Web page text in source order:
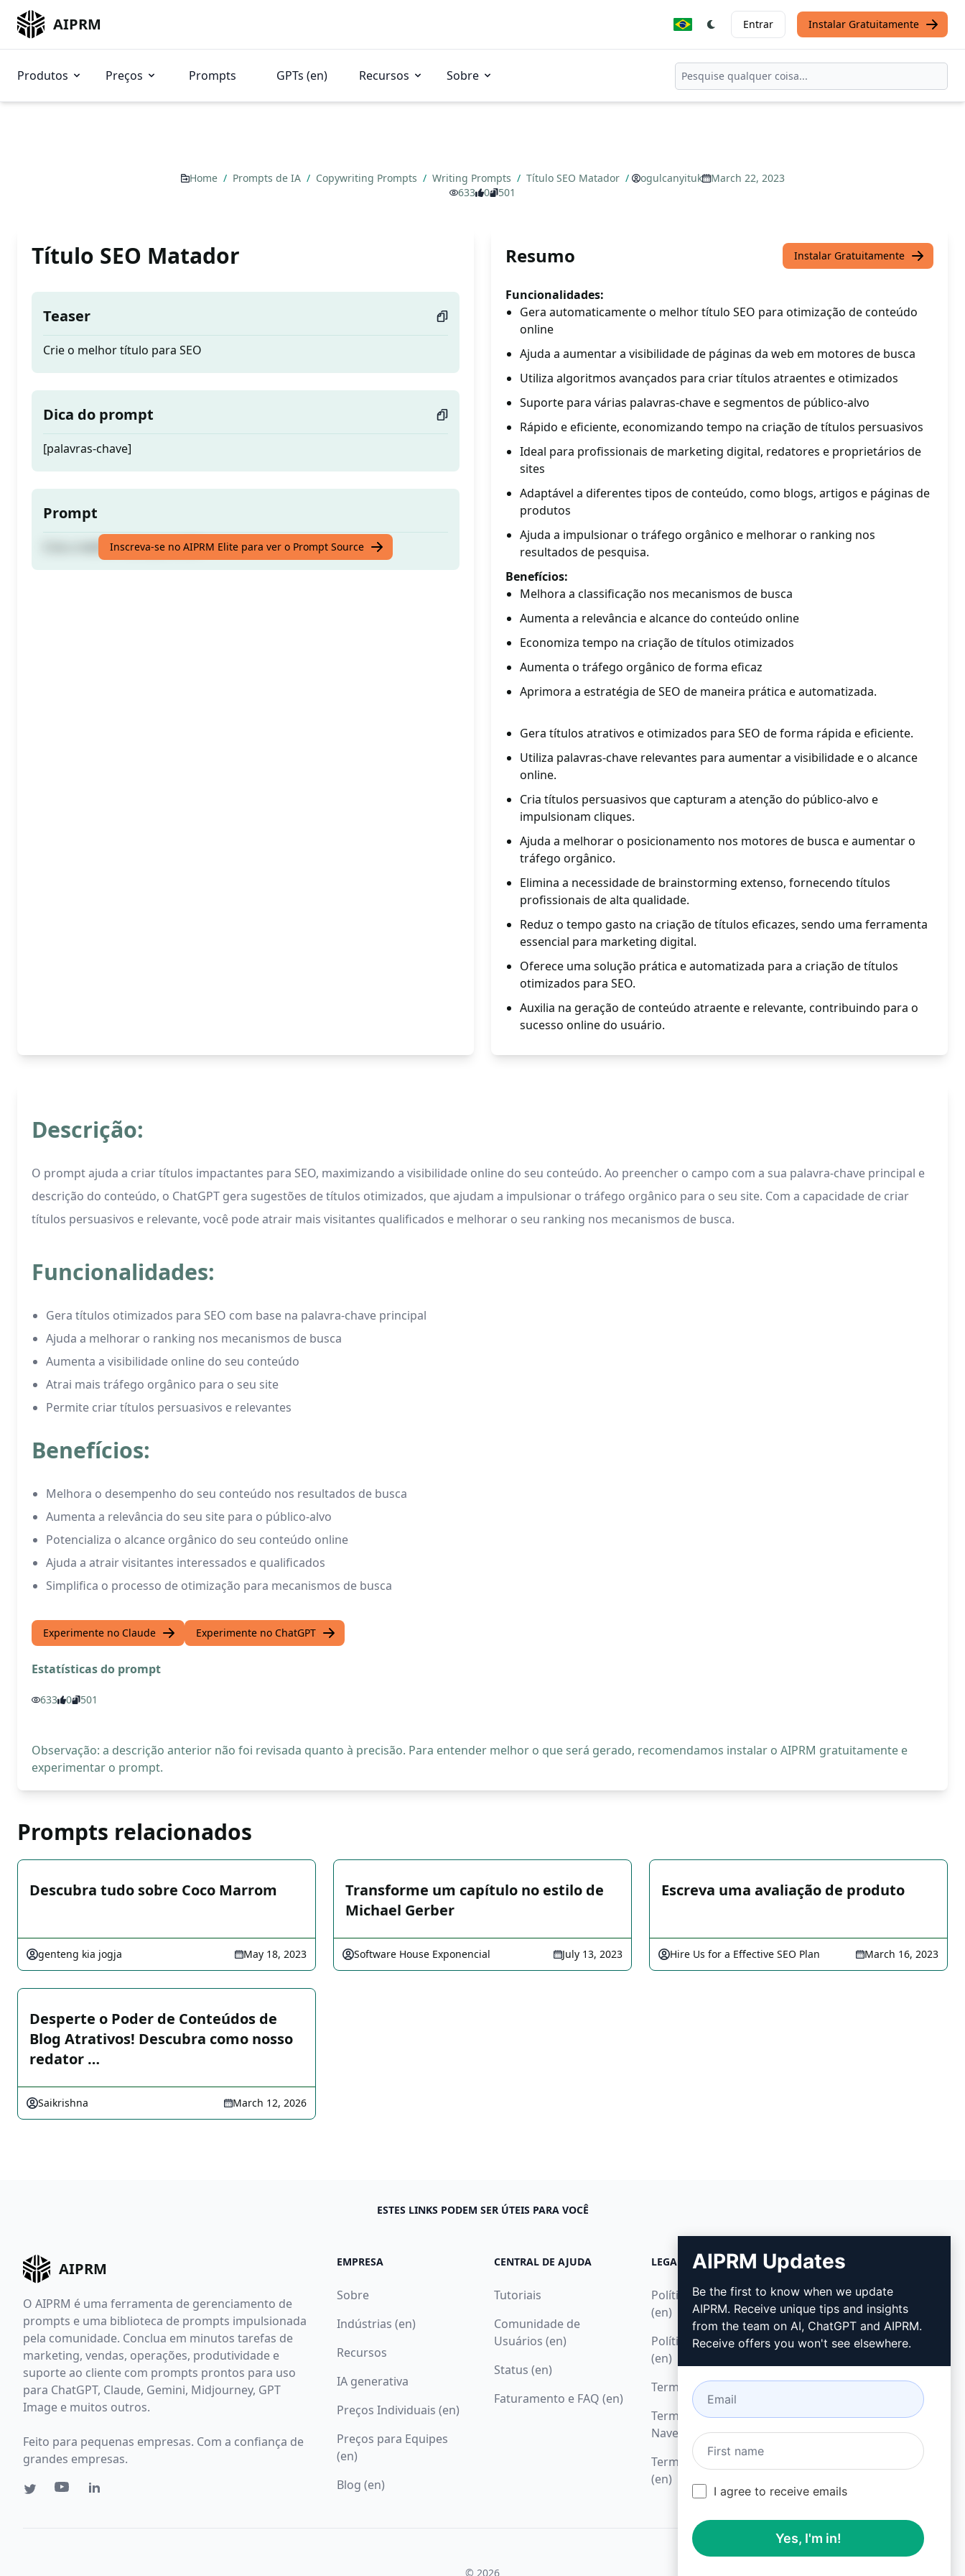
AIPRM Entrar Instalar Gratuitamente
Produtos Preços Prompts GPTs (en) Recursos Sobre
Home / Prompts de IA / Copywriting Prompts / Writing Prompts / Título SEO Matador / ogulcanyituk
March 22, 2023
633
0 501
Título SEO Matador
Teaser
Crie o melhor título para SEO
Dica do prompt
[palavras-chave]
Prompt
Crie o melhor título para SEO
Inscreva-se no AIPRM Elite para ver o Prompt Source
Resumo Instalar Gratuitamente
Funcionalidades:
Gera automaticamente o melhor título SEO para otimização de conteúdo
online
Ajuda a aumentar a visibilidade de páginas da web em motores de busca
Utiliza algoritmos avançados para criar títulos atraentes e otimizados
Suporte para várias palavras-chave e segmentos de público-alvo
Rápido e eficiente, economizando tempo na criação de títulos persuasivos
Ideal para profissionais de marketing digital, redatores e proprietários de
sites
Adaptável a diferentes tipos de conteúdo, como blogs, artigos e páginas de
produtos
Ajuda a impulsionar o tráfego orgânico e melhorar o ranking nos
resultados de pesquisa.
Benefícios:
Melhora a classificação nos mecanismos de busca
Aumenta a relevância e alcance do conteúdo online
Economiza tempo na criação de títulos otimizados
Aumenta o tráfego orgânico de forma eficaz
Aprimora a estratégia de SEO de maneira prática e automatizada.
Gera títulos atrativos e otimizados para SEO de forma rápida e eficiente.
Utiliza palavras-chave relevantes para aumentar a visibilidade e o alcance
online.
Cria títulos persuasivos que capturam a atenção do público-alvo e
impulsionam cliques.
Ajuda a melhorar o posicionamento nos motores de busca e aumentar o
tráfego orgânico.
Elimina a necessidade de brainstorming extenso, fornecendo títulos
profissionais de alta qualidade.
Reduz o tempo gasto na criação de títulos eficazes, sendo uma ferramenta
essencial para marketing digital.
Oferece uma solução prática e automatizada para a criação de títulos
otimizados para SEO.
Auxilia na geração de conteúdo atraente e relevante, contribuindo para o
sucesso online do usuário.
Descrição:
O prompt ajuda a criar títulos impactantes para SEO, maximizando a visibilidade online do seu conteúdo. Ao preencher o campo com a sua palavra-chave principal e
descrição do conteúdo, o ChatGPT gera sugestões de títulos otimizados, que ajudam a impulsionar o tráfego orgânico para o seu site. Com a capacidade de criar
títulos persuasivos e relevante, você pode atrair mais visitantes qualificados e melhorar o seu ranking nos mecanismos de busca.
Funcionalidades:
Gera títulos otimizados para SEO com base na palavra-chave principal
Ajuda a melhorar o ranking nos mecanismos de busca
Aumenta a visibilidade online do seu conteúdo
Atrai mais tráfego orgânico para o seu site
Permite criar títulos persuasivos e relevantes
Benefícios:
Melhora o desempenho do seu conteúdo nos resultados de busca
Aumenta a relevância do seu site para o público-alvo
Potencializa o alcance orgânico do seu conteúdo online
Ajuda a atrair visitantes interessados e qualificados
Simplifica o processo de otimização para mecanismos de busca
Experimente no Claude Experimente no ChatGPT
Estatísticas do prompt
633 0 501
Observação: a descrição anterior não foi revisada quanto à precisão. Para entender melhor o que será gerado, recomendamos instalar o AIPRM gratuitamente e
experimentar o prompt.
Prompts relacionados
Descubra tudo sobre Coco Marrom
genteng kia jogja May 18, 2023
Transforme um capítulo no estilo de
Michael Gerber
Software House Exponencial July 13, 2023
Escreva uma avaliação de produto
Hire Us for a Effective SEO Plan March 16, 2023
Desperte o Poder de Conteúdos de
Blog Atrativos! Descubra como nosso
redator …
Saikrishna March 12, 2026
ESTES LINKS PODEM SER ÚTEIS PARA VOCÊ
AIPRM
O AIPRM é uma ferramenta de gerenciamento de
prompts e uma biblioteca de prompts impulsionada
pela comunidade. Conclua em minutos tarefas de
marketing, vendas, operações, produtividade e
suporte ao cliente com prompts prontos para uso
para ChatGPT, Claude, Gemini, Midjourney, GPT
Image e muitos outros.
Feito para pequenas empresas. Com a confiança de
grandes empresas.
EMPRESA
Sobre
Indústrias (en)
Recursos
IA generativa
Preços Individuais (en)
Preços para Equipes
(en)
Blog (en)
CENTRAL DE AJUDA
Tutoriais
Comunidade de
Usuários (en)
Status (en)
Faturamento e FAQ (en)
LEGAL
Política de Privacidade
(en)
Política de Uso Aceitável
(en)
Termos de Uso (en)
Termos da Extensão do
Navegador (en)
Termos de Faturamento
(en)
BAIXAR
Como Instalar
Google Chrome
Microsoft Edge
© 2026
AIPRM Updates
Be the first to know when we update
AIPRM. Receive unique tips and insights
from the team on AI, ChatGPT and AIPRM.
Receive offers you won't see elsewhere.
I agree to receive emails
Yes, I'm in!